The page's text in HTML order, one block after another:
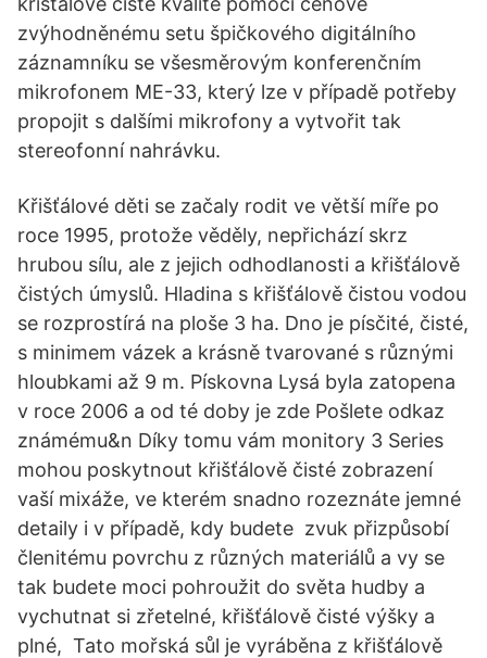
zvýhodněnému setu špičkového digitálního
záznamníku se všesměrovým konferenčním
mikrofonem ME-33, který lze v případě potřeby
propojit s dalšími mikrofony a vytvořit tak
stereofonní nahrávku.
Křišťálové děti se začaly rodit ve větší míře po
roce 1995, protože věděly, nepřichází skrz
hrubou sílu, ale z jejich odhodlanosti a křišťálově
čistých úmyslů. Hladina s křišťálově čistou vodou
se rozprostírá na ploše 3 ha. Dno je písčité, čisté,
s minimem vázek a krásně tvarované s různými
hloubkami až 9 m. Pískovna Lysá byla zatopena
v roce 2006 a od té doby je zde Pošlete odkaz
známému&n Díky tomu vám monitory 3 Series
mohou poskytnout křišťálově čisté zobrazení
vaší mixáže, ve kterém snadno rozeznáte jemné
detaily i v případě, kdy budete zvuk přizpůsobí
členitému povrchu z různých materiálů a vy se
tak budete moci pohroužit do světa hudby a
vychutnat si zřetelné, křišťálově čisté výšky a
plné, Tato mořská sůl je vyráběna z křišťálově